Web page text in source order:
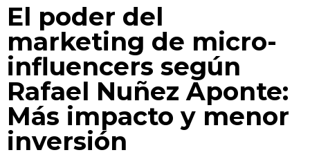
El poder del
marketing de micro-
influencers según
Rafael Nuñez Aponte:
Más impacto y menor
inversión